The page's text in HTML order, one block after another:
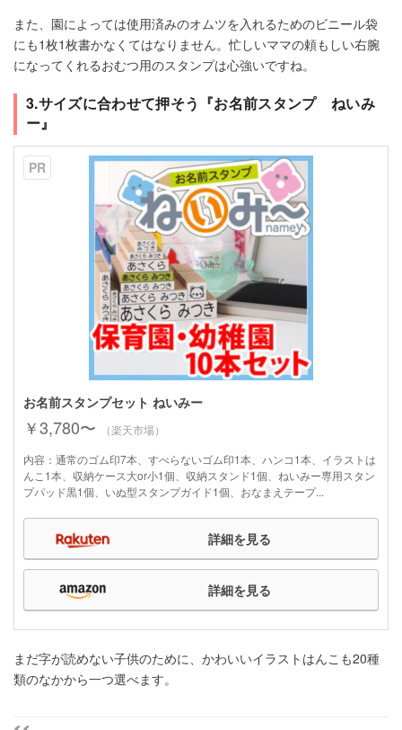
また、園によっては使用済みのオムツを入れるためのビニール袋
にも1枚1枚書かなくてはなりません。忙しいママの頼もしい右腕
になってくれるおむつ用のスタンプは心強いですね。
3.サイズに合わせて押そう『お名前スタンプ ねいみ
ー』
PR
お名前スタンプセット ねいみー
￥3,780〜
（楽天市場）
内容：通常のゴム印7本、すべらないゴム印1本、ハンコ1本、イラストは
んこ1本、収納ケース大or小1個、収納スタンド1個、ねいみー専用スタン
プパッド黒1個、いぬ型スタンプガイド1個、おなまえテープ...
詳細を見る
詳細を見る
まだ字が読めない子供のために、かわいいイラストはんこも20種
類のなかから一つ選べます。